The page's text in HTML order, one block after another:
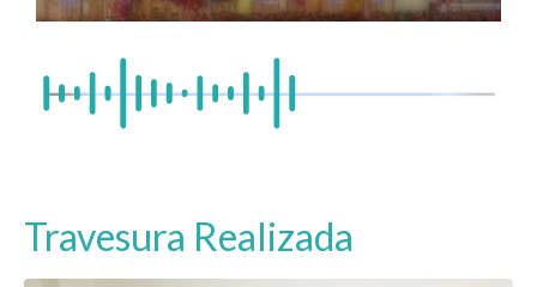
Travesura Realizada